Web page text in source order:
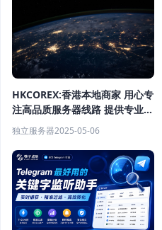
HKCOREX:香港本地商家 用心专
注高品质服务器线路 提供专业稳
定的电信级服务
独立服务器2025-05-06